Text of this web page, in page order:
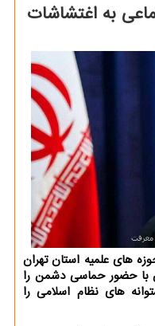
به اغتشاشات
های علمیه استان تهران
ملت ایران، روز 22 بهمن با حضور حماسی دشمن را
های نظام اسلامی را